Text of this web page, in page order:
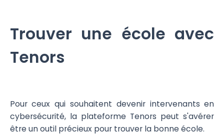
Trouver une école avec
Tenors
Pour ceux qui souhaitent devenir intervenants en
cybersécurité, la plateforme Tenors peut s'avérer
être un outil précieux pour trouver la bonne école.